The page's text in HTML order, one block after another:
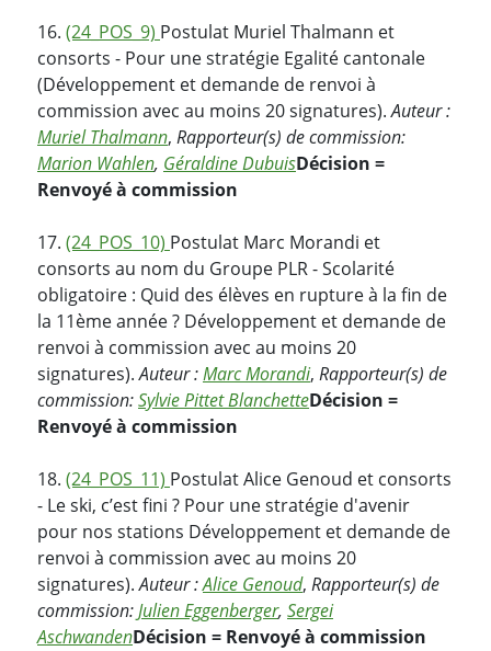
16. (24_POS_9) Postulat Muriel Thalmann et
consorts - Pour une stratégie Egalité cantonale
(Développement et demande de renvoi à
commission avec au moins 20 signatures).Auteur :
Muriel Thalmann, Rapporteur(s) de commission:
Marion Wahlen, Géraldine DubuisDécision =
Renvoyé à commission
17. (24_POS_10) Postulat Marc Morandi et
consorts au nom du Groupe PLR - Scolarité
obligatoire : Quid des élèves en rupture à la fin de
la 11ème année ? Développement et demande de
renvoi à commission avec au moins 20
signatures).Auteur :Marc Morandi, Rapporteur(s) de
commission:Sylvie Pittet BlanchetteDécision =
Renvoyé à commission
18. (24_POS_11) Postulat Alice Genoud et consorts
- Le ski, c’est fini ? Pour une stratégie d'avenir
pour nos stations Développement et demande de
renvoi à commission avec au moins 20
signatures).Auteur :Alice Genoud, Rapporteur(s) de
commission:Julien Eggenberger, Sergei
AschwandenDécision = Renvoyé à commission